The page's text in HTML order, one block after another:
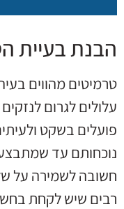
הבנת בעיית
טרמיטים מהווים
עלולים לגרום
פועלים בשקט
נוכחותם עד
חשובה לשמירה על
רבים שיש לקחת